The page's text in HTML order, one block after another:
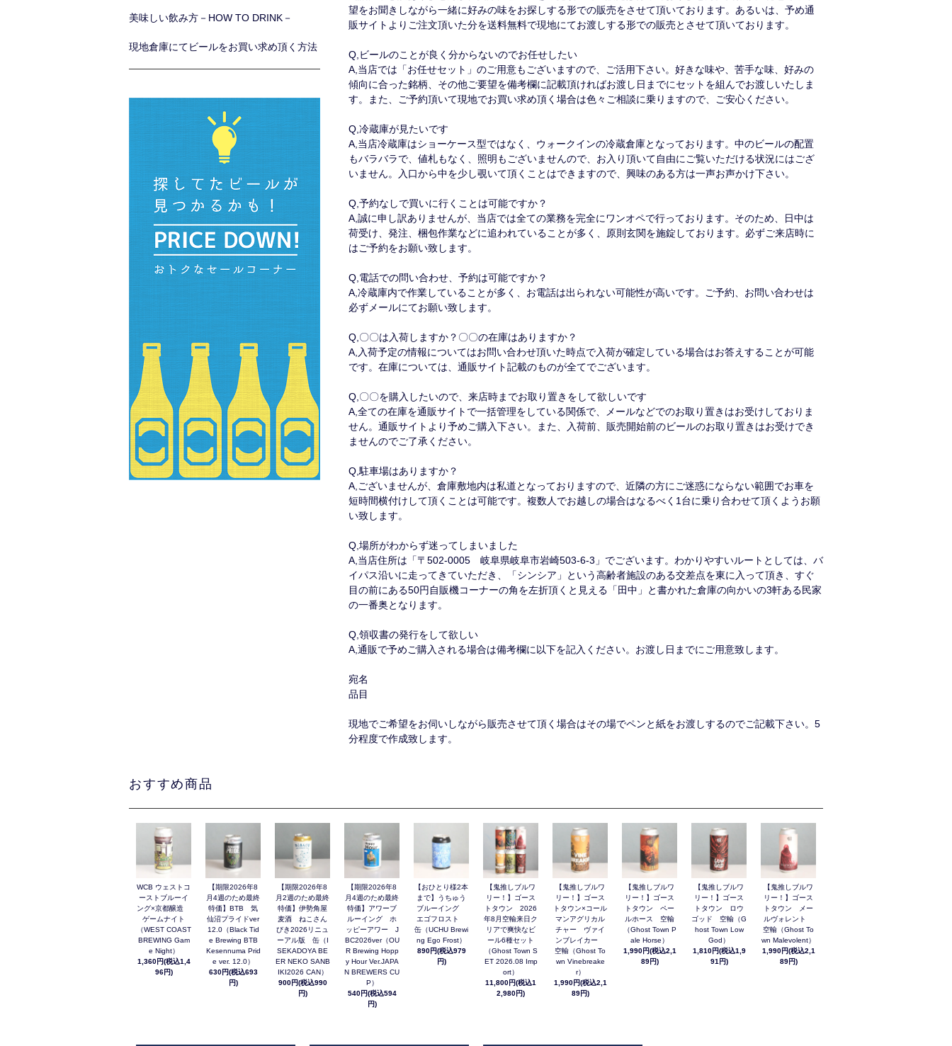
望をお聞きしながら一緒に好みの味をお探しする形での販売をさせて頂いております。あるいは、予め通
販サイトよりご注文頂いた分を送料無料で現地にてお渡しする形での販売とさせて頂いております。
Q,ビールのことが良く分からないのでお任せしたい
A,当店では「お任せセット」のご用意もございますので、ご活用下さい。好きな味や、苦手な味、好みの
傾向に合った銘柄、その他ご要望を備考欄に記載頂ければお渡し日までにセットを組んでお渡しいたしま
す。また、ご予約頂いて現地でお買い求め頂く場合は色々ご相談に乗りますので、ご安心ください。
Q,冷蔵庫が見たいです
A,当店冷蔵庫はショーケース型ではなく、ウォークインの冷蔵倉庫となっております。中のビールの配置
もバラバラで、値札もなく、照明もございませんので、お入り頂いて自由にご覧いただける状況にはござ
いません。入口から中を少し覗いて頂くことはできますので、興味のある方は一声お声かけ下さい。
Q,予約なしで買いに行くことは可能ですか？
A,誠に申し訳ありませんが、当店では全ての業務を完全にワンオペで行っております。そのため、日中は
荷受け、発注、梱包作業などに追われていることが多く、原則玄関を施錠しております。必ずご来店時に
はご予約をお願い致します。
Q,電話での問い合わせ、予約は可能ですか？
A,冷蔵庫内で作業していることが多く、お電話は出られない可能性が高いです。ご予約、お問い合わせは
必ずメールにてお願い致します。
Q,〇〇は入荷しますか？〇〇の在庫はありますか？
A,入荷予定の情報についてはお問い合わせ頂いた時点で入荷が確定している場合はお答えすることが可能
です。在庫については、通販サイト記載のものが全てでございます。
Q,〇〇を購入したいので、来店時までお取り置きをして欲しいです
A,全ての在庫を通販サイトで一括管理をしている関係で、メールなどでのお取り置きはお受けしておりま
せん。通販サイトより予めご購入下さい。また、入荷前、販売開始前のビールのお取り置きはお受けでき
ませんのでご了承ください。
Q,駐車場はありますか？
A,ございませんが、倉庫敷地内は私道となっておりますので、近隣の方にご迷惑にならない範囲でお車を
短時間横付けして頂くことは可能です。複数人でお越しの場合はなるべく1台に乗り合わせて頂くようお願
い致します。
Q,場所がわからず迷ってしまいました
A,当店住所は「〒502-0005 岐阜県岐阜市岩崎503-6-3」でございます。わかりやすいルートとしては、バ
イパス沿いに走ってきていただき、「シンシア」という高齢者施設のある交差点を東に入って頂き、すぐ
目の前にある50円自販機コーナーの角を左折頂くと見える「田中」と書かれた倉庫の向かいの3軒ある民家
の一番奥となります。
Q,領収書の発行をして欲しい
A,通販で予めご購入される場合は備考欄に以下を記入ください。お渡し日までにご用意致します。
宛名
品目
現地でご希望をお伺いしながら販売させて頂く場合はその場でペンと紙をお渡しするのでご記載下さい。5
分程度で作成致します。
美味しい飲み方－HOW TO DRINK－
現地倉庫にてビールをお買い求め頂く方法
おすすめ商品
WCB ウェストコ
ーストブルーイ
ング×京都醸造
ゲームナイト
（WEST COAST
BREWING Gam
e Night）
1,360円(税込1,4
96円)
【期限2026年8
月4週のため最終
特価】BTB 気
仙沼プライドver
12.0（Black Tid
e Brewing BTB
Kesennuma Prid
e ver. 12.0）
630円(税込693
円)
【期限2026年8
月2週のため最終
特価】伊勢角屋
麦酒 ねこさん
びき2026リニュ
ーアル版 缶（I
SEKADOYA BE
ER NEKO SANB
IKI2026 CAN）
900円(税込990
円)
【期限2026年8
月4週のため最終
特価】アワーブ
ルーイング ホ
ッピーアワー J
BC2026ver（OU
R Brewing Hopp
y Hour Ver.JAPA
N BREWERS CU
P）
540円(税込594
円)
【おひとり様2本
まで】うちゅう
ブルーイング
エゴフロスト
缶（UCHU Brewi
ng Ego Frost）
890円(税込979
円)
【鬼推しブルワ
リー！】ゴース
トタウン 2026
年8月空輸来日ク
リアで爽快なビ
ール6種セット
（Ghost Town S
ET 2026.08 Imp
ort）
11,800円(税込1
2,980円)
【鬼推しブルワ
リー！】ゴース
トタウン×コール
マンアグリカル
チャー ヴァイ
ンブレイカー
空輸（Ghost To
wn Vinebreake
r）
1,990円(税込2,1
89円)
【鬼推しブルワ
リー！】ゴース
トタウン ペー
ルホース 空輸
（Ghost Town P
ale Horse）
1,990円(税込2,1
89円)
【鬼推しブルワ
リー！】ゴース
トタウン ロウ
ゴッド 空輸（G
host Town Low
God）
1,810円(税込1,9
91円)
【鬼推しブルワ
リー！】ゴース
トタウン メー
ルヴォレント
空輸（Ghost To
wn Malevolent）
1,990円(税込2,1
89円)